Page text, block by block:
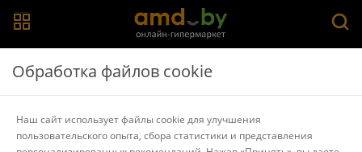
Главная > Каталог товаров
Аксессуары и крепления для
экшен-камер > Zarrumi
Винт для креплений Zarrumi с гайкой
Обработка файлов cookie
Наш сайт использует файлы cookie для улучшения
пользовательского опыта, сбора статистики и представления